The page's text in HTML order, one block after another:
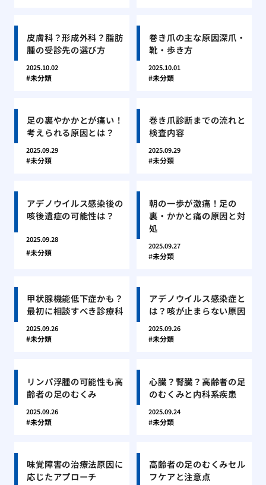
皮膚科？形成外科？脂肪
腫の受診先の選び方
2025.10.02
未分類
巻き爪の主な原因深爪・
靴・歩き方
2025.10.01
未分類
足の裏やかかとが痛い！
考えられる原因とは？
2025.09.29
未分類
巻き爪診断までの流れと
検査内容
2025.09.29
未分類
アデノウイルス感染後の
咳後遺症の可能性は？
2025.09.28
未分類
朝の一歩が激痛！足の
裏・かかと痛の原因と対
処
2025.09.27
未分類
甲状腺機能低下症かも？
最初に相談すべき診療科
2025.09.26
未分類
アデノウイルス感染症と
は？咳が止まらない原因
2025.09.26
未分類
リンパ浮腫の可能性も高
齢者の足のむくみ
2025.09.26
未分類
心臓？腎臓？高齢者の足
のむくみと内科系疾患
2025.09.24
未分類
味覚障害の治療法原因に
応じたアプローチ
高齢者の足のむくみセル
フケアと注意点